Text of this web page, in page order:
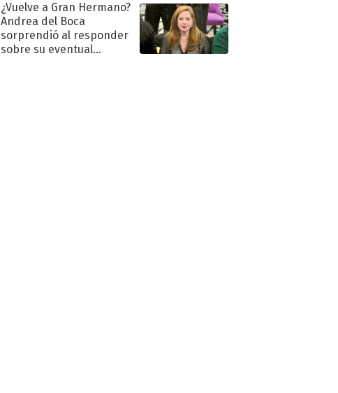
¿Vuelve a Gran Hermano?
Andrea del Boca
sorprendió al responder
sobre su eventual